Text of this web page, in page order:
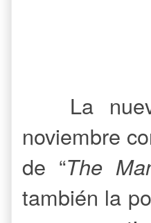
La
noviembre
de “The
también la